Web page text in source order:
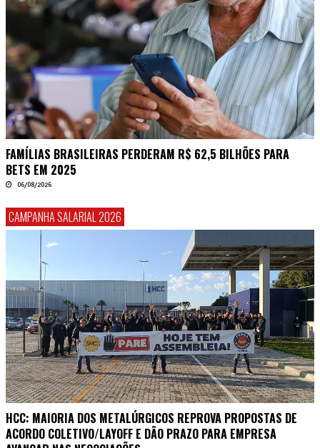
FAMÍLIAS BRASILEIRAS PERDERAM R$ 62,5 BILHÕES PARA
BETS EM 2025
06/08/2026
CAMPANHA SALARIAL 2026
HCC: MAIORIA DOS METALÚRGICOS REPROVA PROPOSTAS DE
ACORDO COLETIVO/LAYOFF E DÃO PRAZO PARA EMPRESA